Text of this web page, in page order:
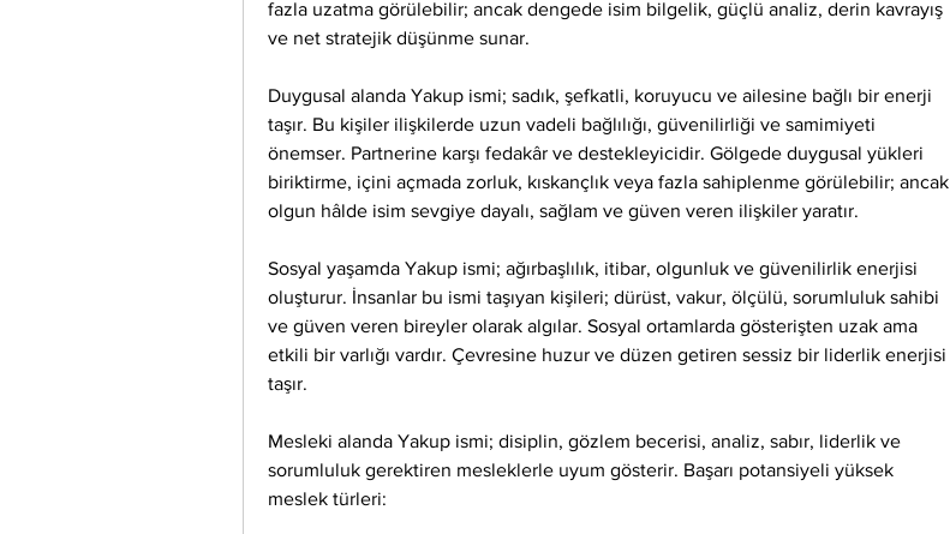
fazla uzatma görülebilir; ancak dengede isim bilgelik, güçlü analiz, derin kavrayış
ve net stratejik düşünme sunar.
Duygusal alanda Yakup ismi; sadık, şefkatli, koruyucu ve ailesine bağlı bir enerji
taşır. Bu kişiler ilişkilerde uzun vadeli bağlılığı, güvenilirliği ve samimiyeti
önemser. Partnerine karşı fedakâr ve destekleyicidir. Gölgede duygusal yükleri
biriktirme, içini açmada zorluk, kıskançlık veya fazla sahiplenme görülebilir; ancak
olgun hâlde isim sevgiye dayalı, sağlam ve güven veren ilişkiler yaratır.
Sosyal yaşamda Yakup ismi; ağırbaşlılık, itibar, olgunluk ve güvenilirlik enerjisi
oluşturur. İnsanlar bu ismi taşıyan kişileri; dürüst, vakur, ölçülü, sorumluluk sahibi
ve güven veren bireyler olarak algılar. Sosyal ortamlarda gösterişten uzak ama
etkili bir varlığı vardır. Çevresine huzur ve düzen getiren sessiz bir liderlik enerjisi
taşır.
Mesleki alanda Yakup ismi; disiplin, gözlem becerisi, analiz, sabır, liderlik ve
sorumluluk gerektiren mesleklerle uyum gösterir. Başarı potansiyeli yüksek
meslek türleri: